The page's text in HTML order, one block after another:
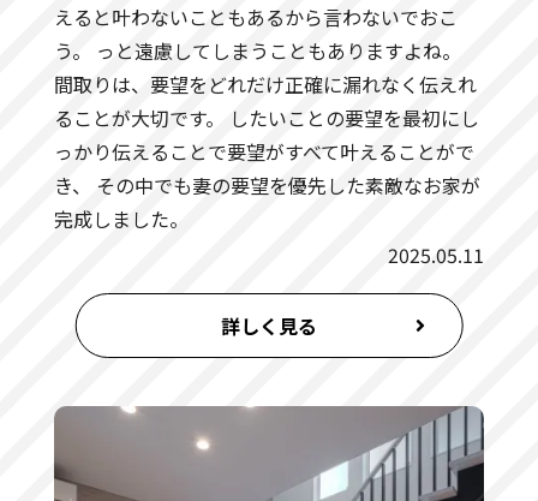
えると叶わないこともあるから言わないでおこ
う。 っと遠慮してしまうこともありますよね。
間取りは、要望をどれだけ正確に漏れなく伝えれ
ることが大切です。 したいことの要望を最初にし
っかり伝えることで要望がすべて叶えることがで
き、 その中でも妻の要望を優先した素敵なお家が
完成しました。
2025.05.11
詳しく見る